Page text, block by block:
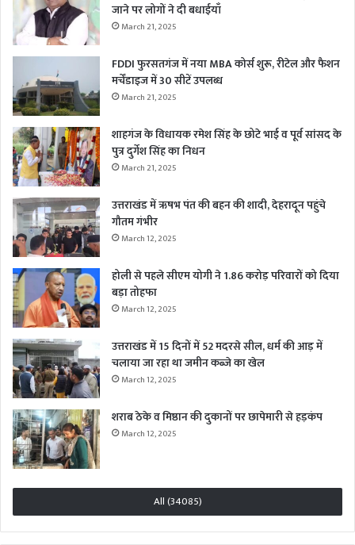
जाने पर लोगों ने दी बधाईयाँ
March 21, 2025
FDDI फुरसतगंज में नया MBA कोर्स शुरू, रीटेल और फैशन
मर्चेंडाइज में 30 सीटें उपलब्ध
March 21, 2025
शाहगंज के विधायक रमेश सिंह के छोटे भाई व पूर्व सांसद के
पुत्र दुर्गेश सिंह का निधन
March 21, 2025
उत्तराखंड में ऋषभ पंत की बहन की शादी, देहरादून पहुंचे
गौतम गंभीर
March 12, 2025
होली से पहले सीएम योगी ने 1.86 करोड़ परिवारों को दिया
बड़ा तोहफा
March 12, 2025
उत्तराखंड में 15 दिनों में 52 मदरसे सील, धर्म की आड़ में
चलाया जा रहा था जमीन कब्जे का खेल
March 12, 2025
शराब ठेके व मिष्ठान की दुकानों पर छापेमारी से हड़कंप
March 12, 2025
All (34085)